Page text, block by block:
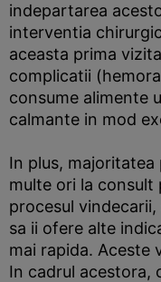
indepartarea
interventia
aceasta prima
complicatii
consume alimente
calmante in mod
In plus,
multe ori la consult
procesul
sa ii ofere alte
mai rapida.
In cadrul acestora,